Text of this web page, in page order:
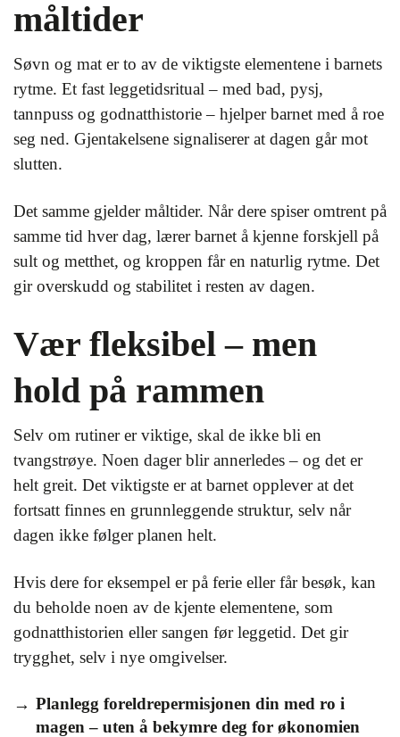
måltider
Søvn og mat er to av de viktigste elementene i barnets
rytme. Et fast leggetidsritual – med bad, pysj,
tannpuss og godnatthistorie – hjelper barnet med å roe
seg ned. Gjentakelsene signaliserer at dagen går mot
slutten.
Det samme gjelder måltider. Når dere spiser omtrent på
samme tid hver dag, lærer barnet å kjenne forskjell på
sult og metthet, og kroppen får en naturlig rytme. Det
gir overskudd og stabilitet i resten av dagen.
Vær fleksibel – men
hold på rammen
Selv om rutiner er viktige, skal de ikke bli en
tvangstrøye. Noen dager blir annerledes – og det er
helt greit. Det viktigste er at barnet opplever at det
fortsatt finnes en grunnleggende struktur, selv når
dagen ikke følger planen helt.
Hvis dere for eksempel er på ferie eller får besøk, kan
du beholde noen av de kjente elementene, som
godnatthistorien eller sangen før leggetid. Det gir
trygghet, selv i nye omgivelser.
Planlegg foreldrepermisjonen din med ro i
magen – uten å bekymre deg for økonomien